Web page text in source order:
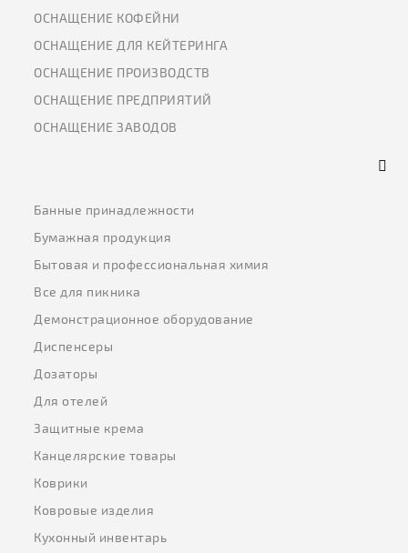
ОСНАЩЕНИЕ КОФЕЙНИ
ОСНАЩЕНИЕ ДЛЯ КЕЙТЕРИНГА
ОСНАЩЕНИЕ ПРОИЗВОДСТВ
ОСНАЩЕНИЕ ПРЕДПРИЯТИЙ
ОСНАЩЕНИЕ ЗАВОДОВ
Банные принадлежности
Бумажная продукция
Бытовая и профессиональная химия
Все для пикника
Демонстрационное оборудование
Диспенсеры
Дозаторы
Для отелей
Защитные крема
Канцелярские товары
Коврики
Ковровые изделия
Кухонный инвентарь